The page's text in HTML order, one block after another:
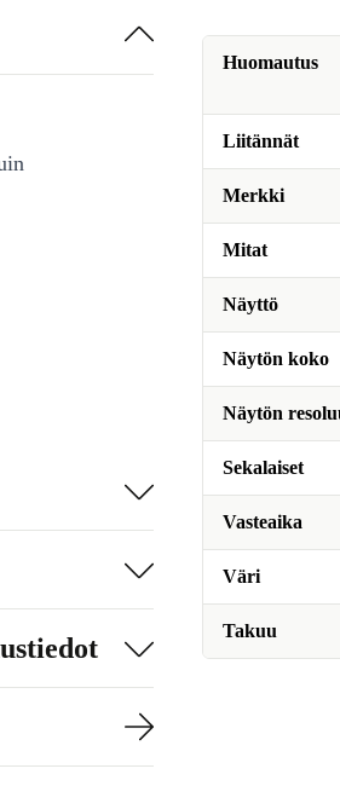
Huomautus
Liitännät
Merkki
Mitat
Näyttö
Näytön koko
Näytön
Sekalaiset
Vasteaika
Väri
Takuu